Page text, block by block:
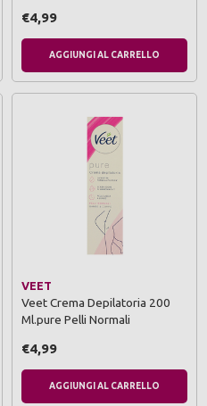
€4,99
AGGIUNGI AL CARRELLO
VEET
Veet Crema Depilatoria 200
Ml.pure Pelli Normali
€4,99
AGGIUNGI AL CARRELLO